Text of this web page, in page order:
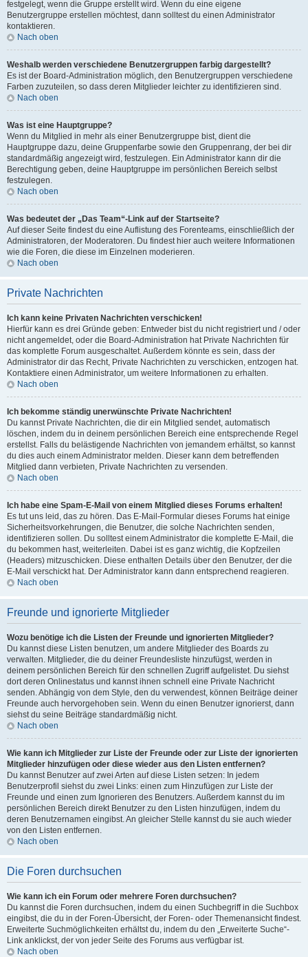
festgelegt, wenn die Gruppe erstellt wird. Wenn du eine eigene
Benutzergruppe erstellen möchtest, dann solltest du einen Administrator
kontaktieren.
Nach oben
Weshalb werden verschiedene Benutzergruppen farbig dargestellt?
Es ist der Board-Administration möglich, den Benutzergruppen verschiedene
Farben zuzuteilen, so dass deren Mitglieder leichter zu identifizieren sind.
Nach oben
Was ist eine Hauptgruppe?
Wenn du Mitglied in mehr als einer Benutzergruppe bist, dient die
Hauptgruppe dazu, deine Gruppenfarbe sowie den Gruppenrang, der bei dir
standardmäßig angezeigt wird, festzulegen. Ein Administrator kann dir die
Berechtigung geben, deine Hauptgruppe im persönlichen Bereich selbst
festzulegen.
Nach oben
Was bedeutet der „Das Team“-Link auf der Startseite?
Auf dieser Seite findest du eine Auflistung des Forenteams, einschließlich der
Administratoren, der Moderatoren. Du findest hier auch weitere Informationen
wie die Foren, die diese im Einzelnen moderieren.
Nach oben
Private Nachrichten
Ich kann keine Privaten Nachrichten verschicken!
Hierfür kann es drei Gründe geben: Entweder bist du nicht registriert und / oder
nicht angemeldet, oder die Board-Administration hat Private Nachrichten für
das komplette Forum ausgeschaltet. Außerdem könnte es sein, dass der
Administrator dir das Recht, Private Nachrichten zu verschicken, entzogen hat.
Kontaktiere einen Administrator, um weitere Informationen zu erhalten.
Nach oben
Ich bekomme ständig unerwünschte Private Nachrichten!
Du kannst Private Nachrichten, die dir ein Mitglied sendet, automatisch
löschen, indem du in deinem persönlichen Bereich eine entsprechende Regel
erstellst. Falls du belästigende Nachrichten von jemandem erhältst, so kannst
du dies auch einem Administrator melden. Dieser kann dem betreffenden
Mitglied dann verbieten, Private Nachrichten zu versenden.
Nach oben
Ich habe eine Spam-E-Mail von einem Mitglied dieses Forums erhalten!
Es tut uns leid, das zu hören. Das E-Mail-Formular dieses Forums hat einige
Sicherheitsvorkehrungen, die Benutzer, die solche Nachrichten senden,
identifizieren sollen. Du solltest einem Administrator die komplette E-Mail, die
du bekommen hast, weiterleiten. Dabei ist es ganz wichtig, die Kopfzeilen
(Headers) mitzuschicken. Diese enthalten Details über den Benutzer, der die
E-Mail verschickt hat. Der Administrator kann dann entsprechend reagieren.
Nach oben
Freunde und ignorierte Mitglieder
Wozu benötige ich die Listen der Freunde und ignorierten Mitglieder?
Du kannst diese Listen benutzen, um andere Mitglieder des Boards zu
verwalten. Mitglieder, die du deiner Freundesliste hinzufügst, werden in
deinem persönlichen Bereich für den schnellen Zugriff aufgelistet. Du siehst
dort deren Onlinestatus und kannst ihnen schnell eine Private Nachricht
senden. Abhängig von dem Style, den du verwendest, können Beiträge deiner
Freunde auch hervorgehoben sein. Wenn du einen Benutzer ignorierst, dann
siehst du seine Beiträge standardmäßig nicht.
Nach oben
Wie kann ich Mitglieder zur Liste der Freunde oder zur Liste der ignorierten
Mitglieder hinzufügen oder diese wieder aus den Listen entfernen?
Du kannst Benutzer auf zwei Arten auf diese Listen setzen: In jedem
Benutzerprofil siehst du zwei Links: einen zum Hinzufügen zur Liste der
Freunde und einen zum Ignorieren des Benutzers. Außerdem kannst du im
persönlichen Bereich direkt Benutzer zu den Listen hinzufügen, indem du
deren Benutzernamen eingibst. An gleicher Stelle kannst du sie auch wieder
von den Listen entfernen.
Nach oben
Die Foren durchsuchen
Wie kann ich ein Forum oder mehrere Foren durchsuchen?
Du kannst die Foren durchsuchen, indem du einen Suchbegriff in die Suchbox
eingibst, die du in der Foren-Übersicht, der Foren- oder Themenansicht findest.
Erweiterte Suchmöglichkeiten erhältst du, indem du den „Erweiterte Suche“-
Link anklickst, der von jeder Seite des Forums aus verfügbar ist.
Nach oben